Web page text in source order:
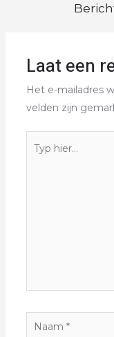
Laat een
Het e-mailadres
velden zijn